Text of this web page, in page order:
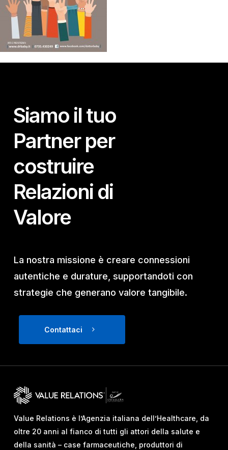
Siamo il tuo
Partner per
costruire
Relazioni di
Valore
La nostra missione è creare connessioni
autentiche e durature, supportandoti con
strategie che generano valore tangibile.
Contattaci
Value Relations è l’Agenzia italiana dell’Healthcare, da
oltre 20 anni al fianco di tutti gli attori della salute e
della sanità – case farmaceutiche, produttori di